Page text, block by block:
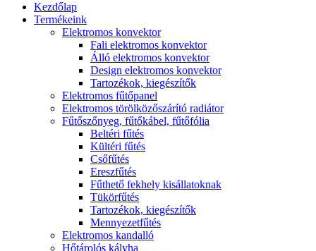
Kezdőlap
Termékeink
Elektromos konvektor
Fali elektromos konvektor
Álló elektromos konvektor
Design elektromos konvektor
Tartozékok, kiegészítők
Elektromos fűtőpanel
Elektromos törölközőszárító radiátor
Fűtőszőnyeg, fűtőkábel, fűtőfólia
Beltéri fűtés
Kültéri fűtés
Csőfűtés
Ereszfűtés
Fűthető fekhely kisállatoknak
Tükörfűtés
Tartozékok, kiegészítők
Mennyezetfűtés
Elektromos kandalló
Hőtárolós kályha